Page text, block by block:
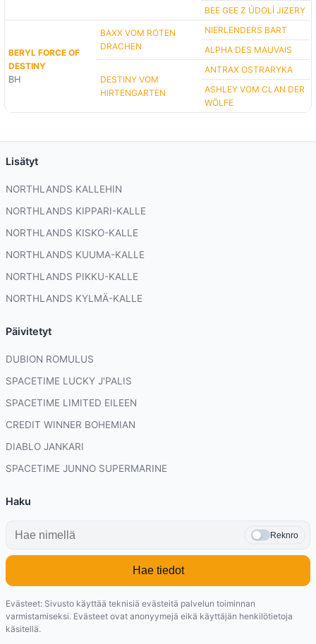
BEE GEE Z ÚDOLÍ JIZERY
BERYL FORCE OF
DESTINY
BH
BAXX VOM ROTEN
DRACHEN
NIERLENDERS BART
ALPHA DES MAUVAIS
DESTINY VOM
HIRTENGARTEN
ANTRAX OSTRARYKA
ASHLEY VOM CLAN DER
WÖLFE
Lisätyt
NORTHLANDS KALLEHIN
NORTHLANDS KIPPARI-KALLE
NORTHLANDS KISKO-KALLE
NORTHLANDS KUUMA-KALLE
NORTHLANDS PIKKU-KALLE
NORTHLANDS KYLMÄ-KALLE
Päivitetyt
DUBION ROMULUS
SPACETIME LUCKY J'PALIS
SPACETIME LIMITED EILEEN
CREDIT WINNER BOHEMIAN
DIABLO JANKARI
SPACETIME JUNNO SUPERMARINE
Haku
Reknro
Hae tiedot
Evästeet: Sivusto käyttää teknisiä evästeitä palvelun toiminnan
varmistamiseksi. Evästeet ovat anonyymejä eikä käyttäjän henkilötietoja
käsitellä.